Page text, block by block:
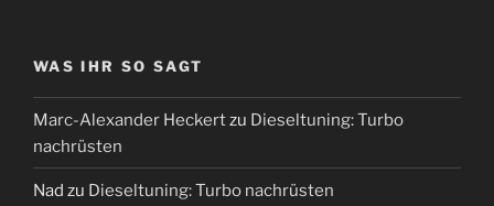
WAS IHR SO SAGT
Marc-Alexander Heckertzu Dieseltuning: Turbo
nachrüsten
Nad zu Dieseltuning: Turbo nachrüsten